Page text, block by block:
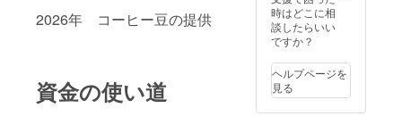
2026年 コーヒー豆の提供
資金の使い道
100g
「原材
料及び
等の食
品表示
はお届
け商品
時はどこに相
談したらいい
ですか？
ヘルプページを
見る